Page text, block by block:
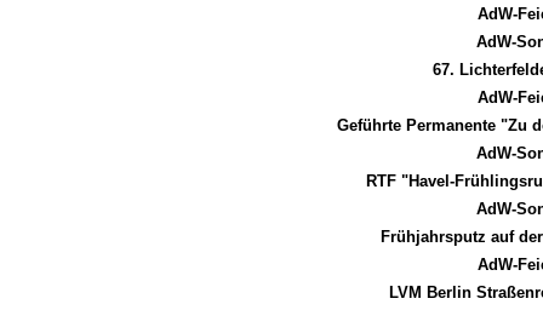
AdW-
AdW-
67.
AdW-
Geführte Permanente "Zu
AdW-
RTF "Havel-
AdW-
Frühjahrsputz auf
AdW-
LVM Berlin